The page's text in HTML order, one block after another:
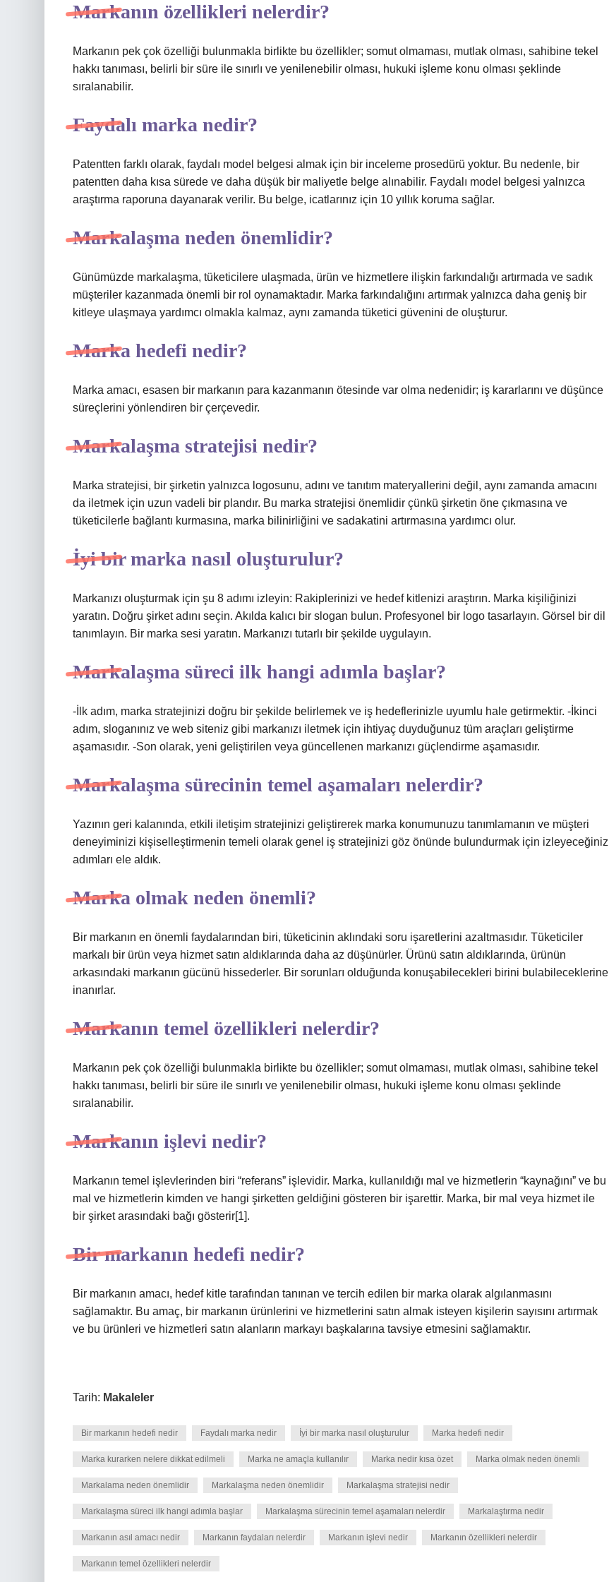
Markanın özellikleri nelerdir?
Markanın pek çok özelliği bulunmakla birlikte bu özellikler; somut olmaması, mutlak olması, sahibine tekel
hakkı tanıması, belirli bir süre ile sınırlı ve yenilenebilir olması, hukuki işleme konu olması şeklinde
sıralanabilir.
Faydalı marka nedir?
Patentten farklı olarak, faydalı model belgesi almak için bir inceleme prosedürü yoktur. Bu nedenle, bir
patentten daha kısa sürede ve daha düşük bir maliyetle belge alınabilir. Faydalı model belgesi yalnızca
araştırma raporuna dayanarak verilir. Bu belge, icatlarınız için 10 yıllık koruma sağlar.
Markalaşma neden önemlidir?
Günümüzde markalaşma, tüketicilere ulaşmada, ürün ve hizmetlere ilişkin farkındalığı artırmada ve sadık
müşteriler kazanmada önemli bir rol oynamaktadır. Marka farkındalığını artırmak yalnızca daha geniş bir
kitleye ulaşmaya yardımcı olmakla kalmaz, aynı zamanda tüketici güvenini de oluşturur.
Marka hedefi nedir?
Marka amacı, esasen bir markanın para kazanmanın ötesinde var olma nedenidir; iş kararlarını ve düşünce
süreçlerini yönlendiren bir çerçevedir.
Markalaşma stratejisi nedir?
Marka stratejisi, bir şirketin yalnızca logosunu, adını ve tanıtım materyallerini değil, aynı zamanda amacını
da iletmek için uzun vadeli bir plandır. Bu marka stratejisi önemlidir çünkü şirketin öne çıkmasına ve
tüketicilerle bağlantı kurmasına, marka bilinirliğini ve sadakatini artırmasına yardımcı olur.
İyi bir marka nasıl oluşturulur?
Markanızı oluşturmak için şu 8 adımı izleyin: Rakiplerinizi ve hedef kitlenizi araştırın. Marka kişiliğinizi
yaratın. Doğru şirket adını seçin. Akılda kalıcı bir slogan bulun. Profesyonel bir logo tasarlayın. Görsel bir dil
tanımlayın. Bir marka sesi yaratın. Markanızı tutarlı bir şekilde uygulayın.
Markalaşma süreci ilk hangi adımla başlar?
-İlk adım, marka stratejinizi doğru bir şekilde belirlemek ve iş hedeflerinizle uyumlu hale getirmektir. -İkinci
adım, sloganınız ve web siteniz gibi markanızı iletmek için ihtiyaç duyduğunuz tüm araçları geliştirme
aşamasıdır. -Son olarak, yeni geliştirilen veya güncellenen markanızı güçlendirme aşamasıdır.
Markalaşma sürecinin temel aşamaları nelerdir?
Yazının geri kalanında, etkili iletişim stratejinizi geliştirerek marka konumunuzu tanımlamanın ve müşteri
deneyiminizi kişiselleştirmenin temeli olarak genel iş stratejinizi göz önünde bulundurmak için izleyeceğiniz
adımları ele aldık.
Marka olmak neden önemli?
Bir markanın en önemli faydalarından biri, tüketicinin aklındaki soru işaretlerini azaltmasıdır. Tüketiciler
markalı bir ürün veya hizmet satın aldıklarında daha az düşünürler. Ürünü satın aldıklarında, ürünün
arkasındaki markanın gücünü hissederler. Bir sorunları olduğunda konuşabilecekleri birini bulabileceklerine
inanırlar.
Markanın temel özellikleri nelerdir?
Markanın pek çok özelliği bulunmakla birlikte bu özellikler; somut olmaması, mutlak olması, sahibine tekel
hakkı tanıması, belirli bir süre ile sınırlı ve yenilenebilir olması, hukuki işleme konu olması şeklinde
sıralanabilir.
Markanın işlevi nedir?
Markanın temel işlevlerinden biri “referans” işlevidir. Marka, kullanıldığı mal ve hizmetlerin “kaynağını” ve bu
mal ve hizmetlerin kimden ve hangi şirketten geldiğini gösteren bir işarettir. Marka, bir mal veya hizmet ile
bir şirket arasındaki bağı gösterir[1].
Bir markanın hedefi nedir?
Bir markanın amacı, hedef kitle tarafından tanınan ve tercih edilen bir marka olarak algılanmasını
sağlamaktır. Bu amaç, bir markanın ürünlerini ve hizmetlerini satın almak isteyen kişilerin sayısını artırmak
ve bu ürünleri ve hizmetleri satın alanların markayı başkalarına tavsiye etmesini sağlamaktır.
Tarih: Makaleler
Bir markanın hedefi nedir Faydalı marka nedir İyi bir marka nasıl oluşturulur Marka hedefi nedir
Marka kurarken nelere dikkat edilmeli Marka ne amaçla kullanılır Marka nedir kısa özet Marka olmak neden önemli
Markalama neden önemlidir Markalaşma neden önemlidir Markalaşma stratejisi nedir
Markalaşma süreci ilk hangi adımla başlar Markalaşma sürecinin temel aşamaları nelerdir Markalaştırma nedir
Markanın asıl amacı nedir Markanın faydaları nelerdir Markanın işlevi nedir Markanın özellikleri nelerdir
Markanın temel özellikleri nelerdir